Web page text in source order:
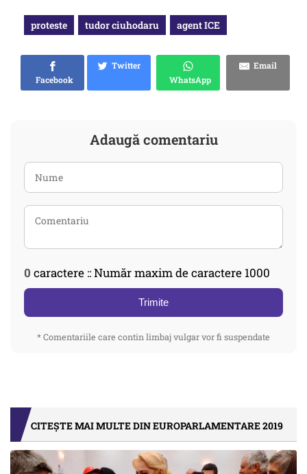
proteste tudor ciuhodaru agent ICE
Facebook
Twitter
WhatsApp
Email
Adaugă comentariu
0 caractere :: Număr maxim de caractere 1000
Trimite
* Comentariile care contin limbaj vulgar vor fi suspendate
CITEȘTE MAI MULTE DIN EUROPARLAMENTARE 2019